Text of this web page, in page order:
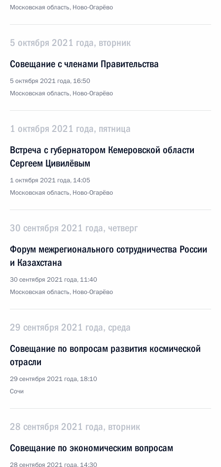
Московская область, Ново-Огарёво
5 октября 2021 года, вторник
Совещание с членами Правительства
5 октября 2021 года, 16:50
Московская область, Ново-Огарёво
1 октября 2021 года, пятница
Встреча с губернатором Кемеровской области
Сергеем Цивилёвым
1 октября 2021 года, 14:05
Московская область, Ново-Огарёво
30 сентября 2021 года, четверг
Форум межрегионального сотрудничества России
и Казахстана
30 сентября 2021 года, 11:40
Московская область, Ново-Огарёво
29 сентября 2021 года, среда
Совещание по вопросам развития космической
отрасли
29 сентября 2021 года, 18:10
Сочи
28 сентября 2021 года, вторник
Совещание по экономическим вопросам
28 сентября 2021 года, 14:30